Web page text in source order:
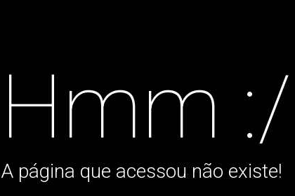
Hmm :/
A página que acessou não existe!